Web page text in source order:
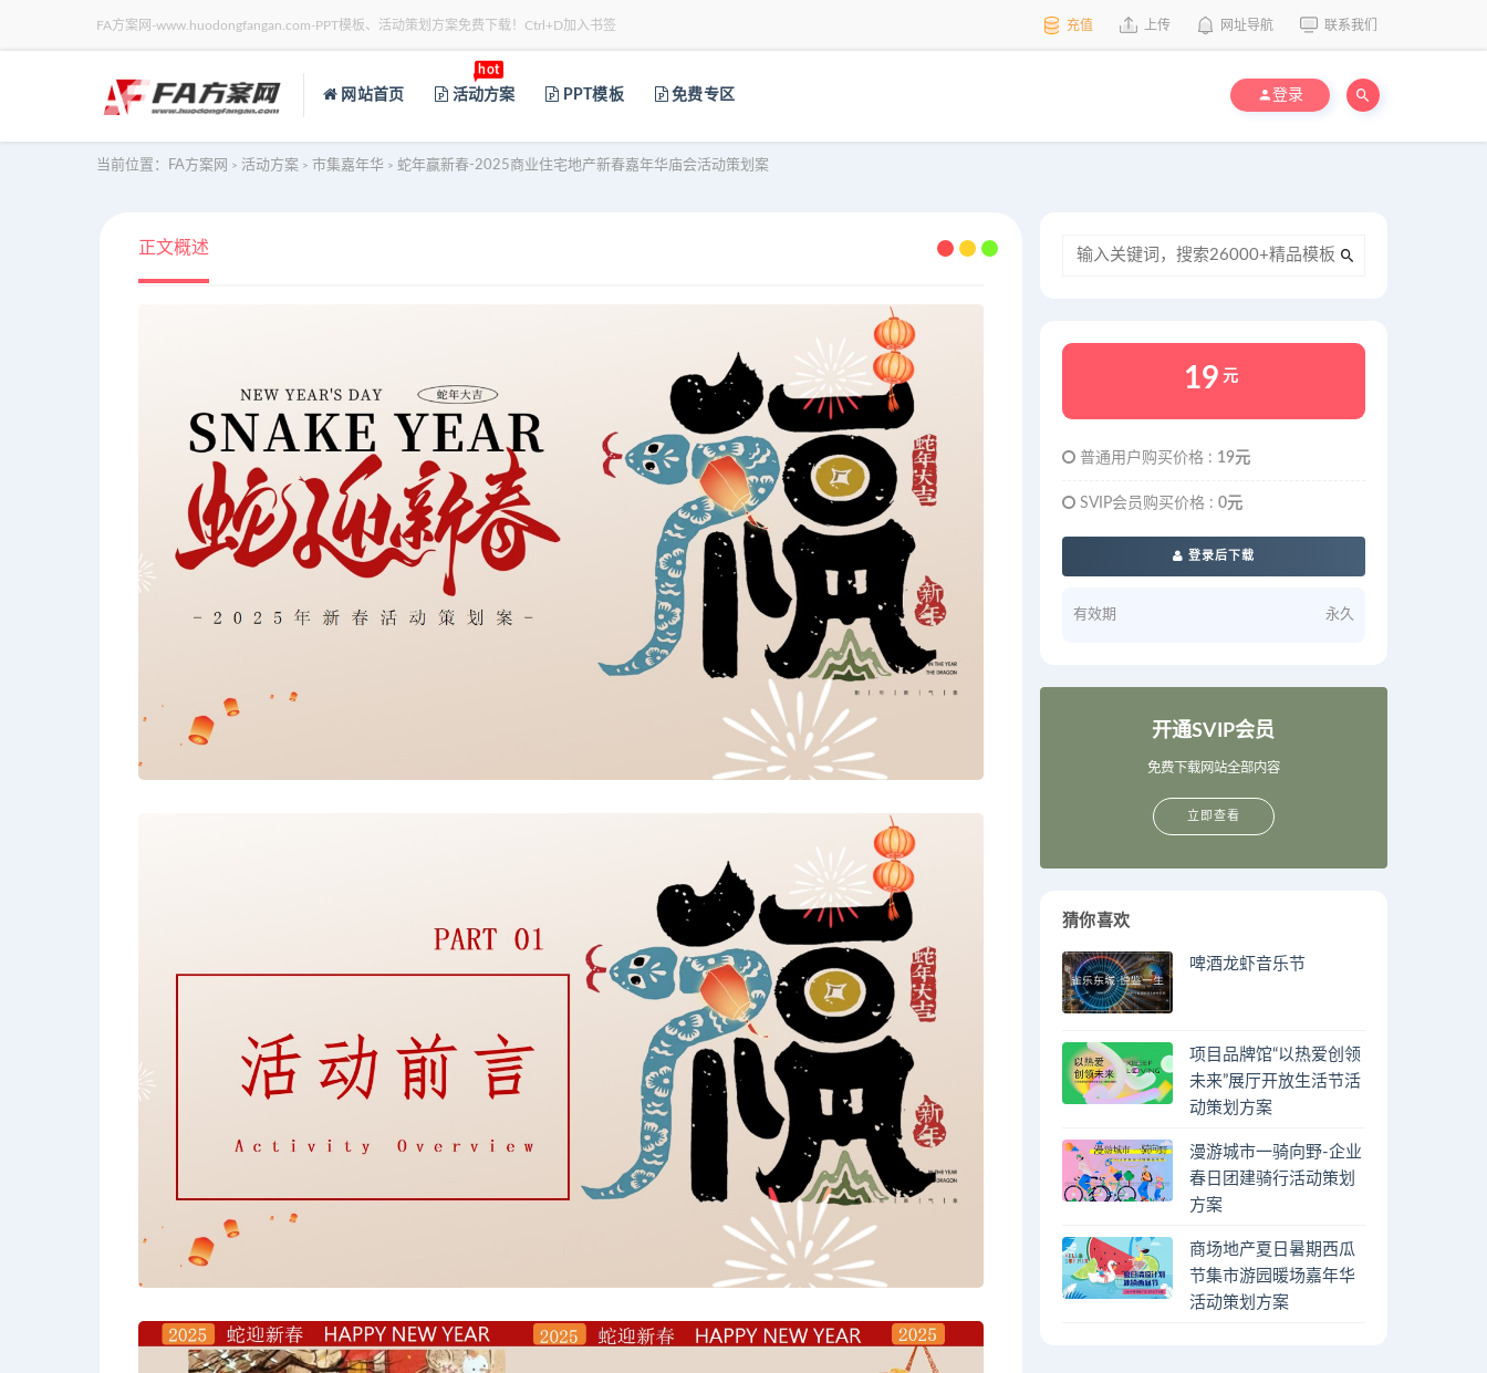
FA方案网-www.huodongfangan.com-PPT模板、活动策划方案免费下载！Ctrl+D加入书签 充值 上传 网址导航 联系我们
网站首页 活动方案
hot
PPT模板 免费专区 登录
当前位置： FA方案网 > 活动方案 > 市集嘉年华 > 蛇年赢新春-2025商业住宅地产新春嘉年华庙会活动策划案
正文概述
19 元
普通用户购买价格 : 19元
SVIP会员购买价格 : 0元
登录后下载
有效期 永久
开通SVIP会员
免费下载网站全部内容
立即查看
猜你喜欢
啤酒龙虾音乐节
项目品牌馆“以热爱创领
未来”展厅开放生活节活
动策划方案
漫游城市一骑向野-企业
春日团建骑行活动策划
方案
商场地产夏日暑期西瓜
节集市游园暖场嘉年华
活动策划方案